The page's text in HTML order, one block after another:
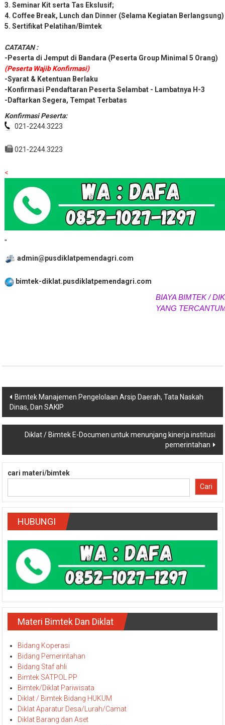
Selesai
2. Peserta Menginap (Twin-Shering);
3. Seminar Kit serta Tas Ekslusif;
5. Sertifikat Pelatihan/Bimtek
CATATAN :
-Peserta di Jemput di Bandara (Peserta Group Minimal 5 Orang)
(Peserta Wajib Konfirmasi)
-Syarat & Ketentuan Berlaku
-Konfirmasi Pendaftaran Peserta Selambat - Lambatnya H-3
-Daftarkan Segera, Tempat Terbatas
021-2244.3223
"
admin@pusdiklatpemendagri.com
Navigasi
pos
Bimtek Manajemen Pengelolaan Arsip Daerah, Tata Naskah
Diklat / Bimtek E-Documen untuk menunjang kinerja institusi
cari materi/bimtek
Cari
HUBUNGI
Materi Bimtek Dan Diklat
Bidang Koperasi
Bidang Pemerintahan
Bidang Staf ahli
Bimtek SATPOL PP
Bimtek/Diklat Pariwisata
Diklat / Bimtek Bidang HUKUM